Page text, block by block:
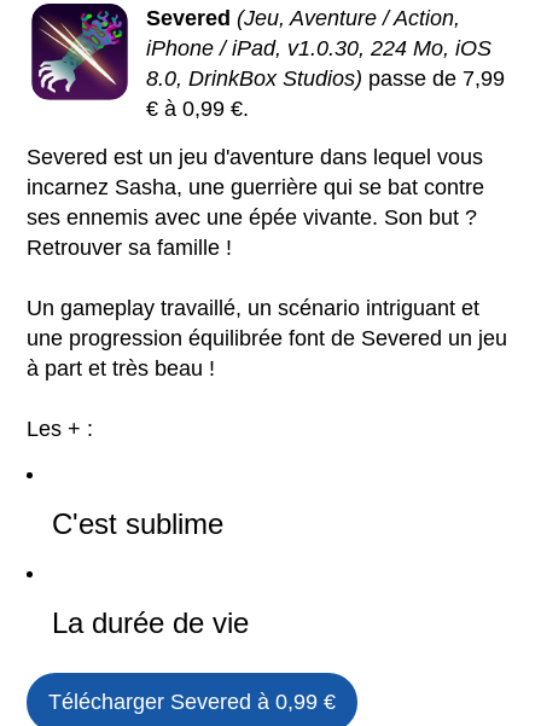
Severed (Jeu, Aventure / Action,
iPhone / iPad, v1.0.30, 224 Mo, iOS
8.0, DrinkBox Studios) passe de 7,99
€ à 0,99 €.
Severed est un jeu d'aventure dans lequel vous
incarnez Sasha, une guerrière qui se bat contre
ses ennemis avec une épée vivante. Son but ?
Retrouver sa famille !
Un gameplay travaillé, un scénario intriguant et
une progression équilibrée font de Severed un jeu
à part et très beau !
Les + :
C'est sublime
La durée de vie
Télécharger Severed à 0,99 €